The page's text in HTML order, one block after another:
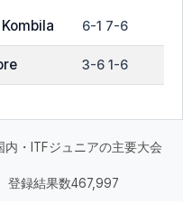
6-1 7-6
3-6 1-6
・ITFジュニアの主要大会
登録結果数467,997